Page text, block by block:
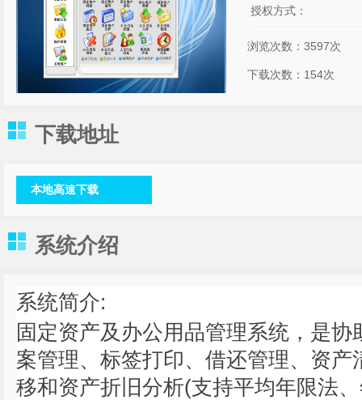
授权方式：
浏览次数： 3597次
下载次数：154次
下载地址
本地高速下载
系统介绍
系统简介:
固定资产及办公用品管理系统，是
案管理、标签打印、借还管理、资
移和资产折旧分析(支持平均年限法